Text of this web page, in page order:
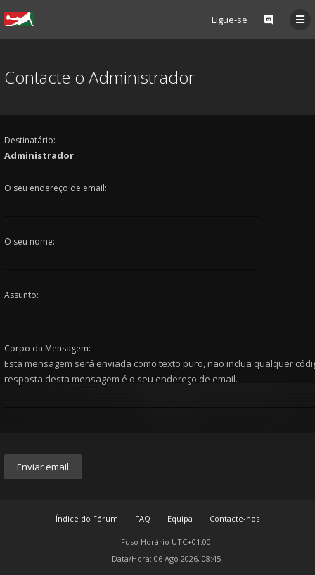
Ligue-se
Contacte o Administrador
Destinatário:
Administrador
O seu endereço de email:
O seu nome:
Assunto:
Corpo da Mensagem:
Esta mensagem será enviada como texto puro, não inclua qualquer
resposta desta mensagem é o seu endereço de email.
Índice do Fórum FAQ Equipa Contacte-nos
Fuso Horário UTC+01:00
Data/Hora: 06 Ago 2026, 08:45